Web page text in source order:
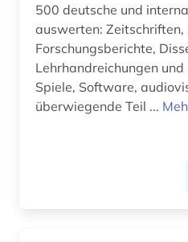
500 deutsche und
auswerten: Zeitschriften,
Forschungsberichte,
Lehrhandreichungen
Spiele, Software,
überwiegende Teil ...